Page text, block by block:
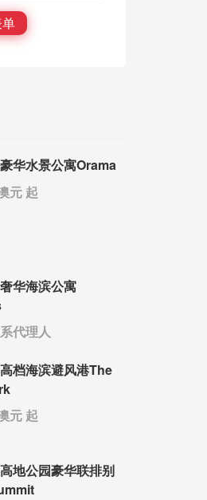
华水景公寓Orama
元 起
华海滨公寓
代理人
档海滨避风港The
元 起
地公园豪华联排别